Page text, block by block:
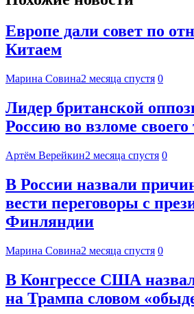
Европе дали совет по
Китаем
Марина Совина2 месяца спустя 0
Лидер британской
Россию во взломе
Артём Верейкин2 месяца спустя 0
В России назвали
вести переговоры с
Финляндии
Марина Совина2 месяца спустя 0
В Конгрессе США
на Трампа словом